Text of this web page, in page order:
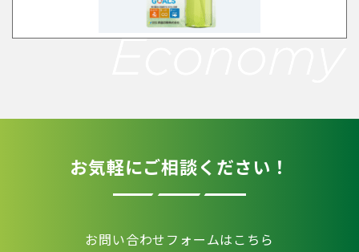
お気軽にご相談ください！
お問い合わせフォームはこちら